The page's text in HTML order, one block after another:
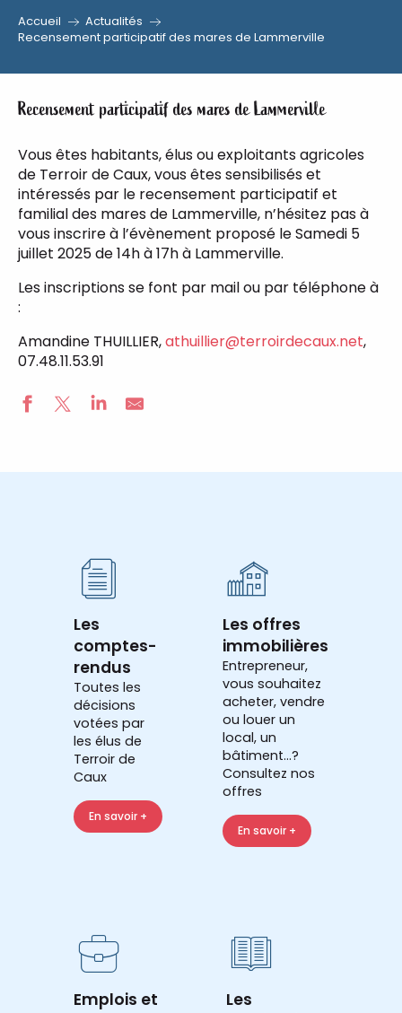
Aller
principal
Accueil
Actualités
Recensement participatif des mares de Lammerville
Recensement participatif des mares de Lammerville
Vous êtes habitants, élus ou exploitants agricoles
de Terroir de Caux, vous êtes sensibilisés et
intéressés par le recensement participatif et
familial des mares de Lammerville, n’hésitez pas à
vous inscrire à l’évènement proposé le Samedi 5
juillet 2025 de 14h à 17h à Lammerville.
Les inscriptions se font par mail ou par téléphone à
:
Amandine THUILLIER,athuillier@terroirdecaux.net,
07.48.11.53.91
Les
comptes-
rendus
Toutes les
décisions
votées par
les élus de
Terroir de
Caux
En savoir +
Les offres
immobilières
Entrepreneur,
vous souhaitez
acheter, vendre
ou louer un
local, un
bâtiment...?
Consultez nos
offres
En savoir +
Emplois et
Les